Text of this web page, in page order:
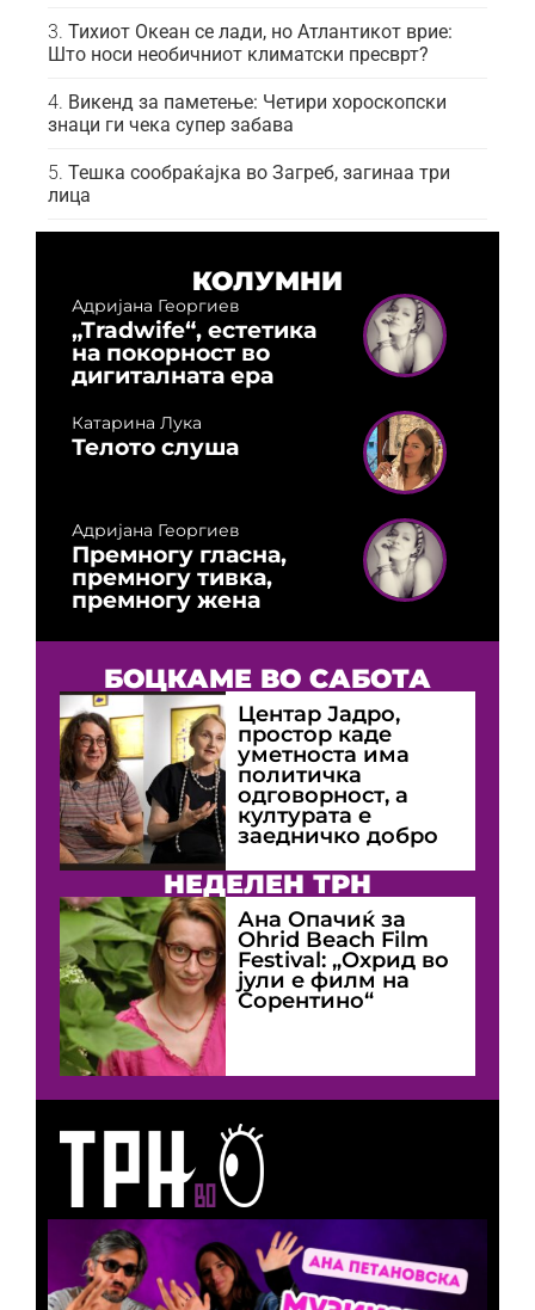
Тихиот Океан се лади, но Атлантикот врие:
Што носи необичниот климатски пресврт?
Викенд за паметење: Четири хороскопски
знаци ги чека супер забава
Тешка сообраќајка во Загреб, загинаа три
лица
КОЛУМНИ
Адријана Георгиев
„Tradwife“, естетика
на покорност во
дигиталната ера
Катарина Лука
Телото слуша
Адријана Георгиев
Премногу гласна,
премногу тивка,
премногу жена
БОЦКАМЕ ВО САБОТА
Центар Јадро,
простор каде
уметноста има
политичка
одговорност, а
културата е
заедничко добро
НЕДЕЛЕН ТРН
Ана Опачиќ за
Оhrid Beach Film
Festival: „Охрид во
јули е филм на
Сорентино“